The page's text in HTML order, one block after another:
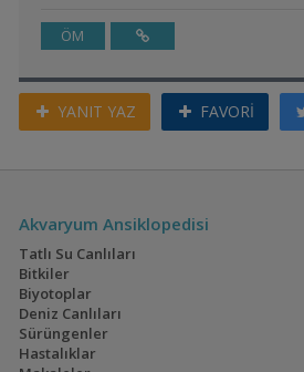
ÖM
YANIT YAZ FAVORİ
Akvaryum Ansiklopedisi
Tatlı Su Canlıları
Bitkiler
Biyotoplar
Deniz Canlıları
Sürüngenler
Hastalıklar